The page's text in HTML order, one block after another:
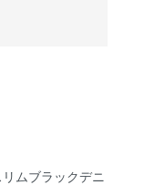
ムブラックデニ